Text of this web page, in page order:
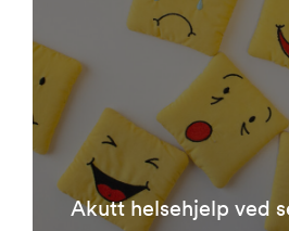
Akutt helsehjelp ved